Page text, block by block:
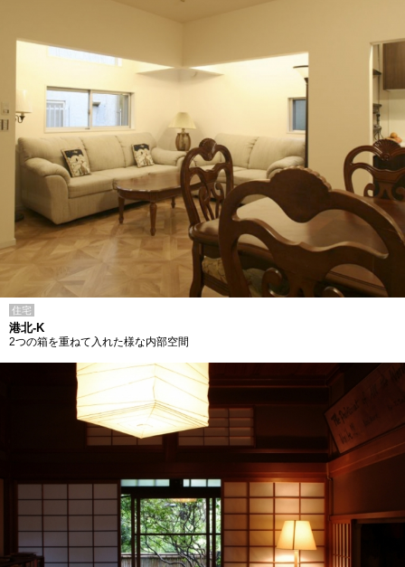
住宅
港北-K
2つの箱を重ねて入れた様な内部空間